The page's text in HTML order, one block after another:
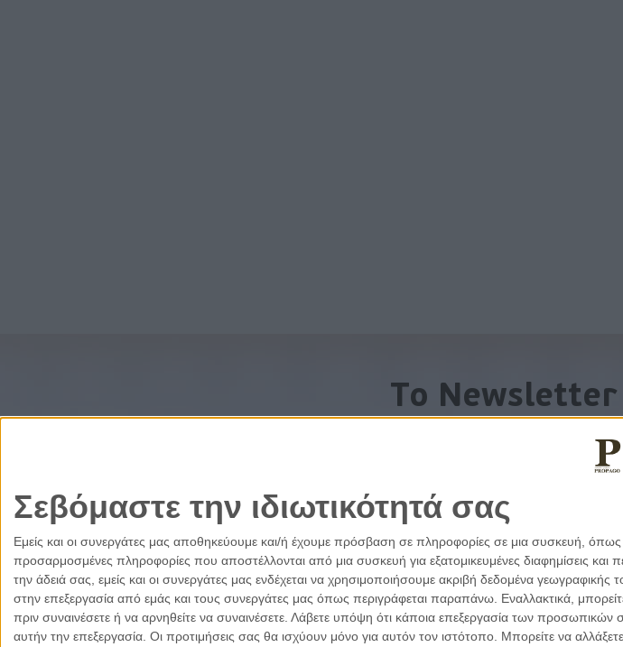
Σεβόμαστε την ιδιωτικότητά σας
Εμείς και οι συνεργάτες μας αποθηκεύουμε και/ή έχουμε πρόσβαση σε πληροφορίες σε μια συσκευή,
προσαρμοσμένες πληροφορίες που αποστέλλονται από μια συσκευή για εξατομικευμένες διαφημίσεις
την άδειά σας, εμείς και οι συνεργάτες μας ενδέχεται να χρησιμοποιήσουμε ακριβή δεδομένα
στην επεξεργασία από εμάς και τους συνεργάτες μας όπως περιγράφεται παραπάνω. Εναλλακτικά,
πριν συναινέσετε ή να αρνηθείτε να συναινέσετε. Λάβετε υπόψη ότι κάποια επεξεργασία των προσωπικών
αυτήν την επεξεργασία. Οι προτιμήσεις σας θα ισχύουν μόνο για αυτόν τον ιστότοπο. Μπορείτε να
To Newsletter
Λάβετε την ανάλυση της
Ελλάδα Κύπρος Δικαιοσύνη Πολιτισμός Παρεμβάσεις